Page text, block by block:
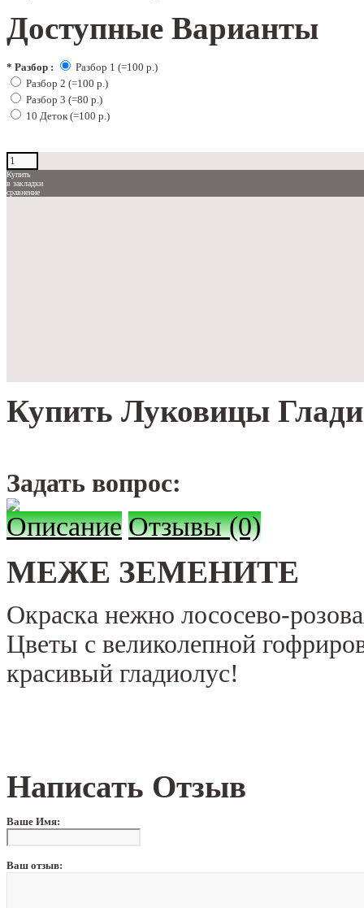
Доступные Варианты
* Разбор :
Разбор 1 (=100 р.)
Разбор 2 (=100 р.)
Разбор 3 (=80 р.)
10 Деток (=100 р.)
Купить
в закладки
сравнение
Купить Луковицы
Задать вопрос:
Описание Отзывы (0)
МЕЖЕ ЗЕМЕНИТЕ
Окраска нежно лососево-
Цветы с великолепной
красивый гладиолус!
Написать Отзыв
Ваше Имя:
Ваш отзыв: